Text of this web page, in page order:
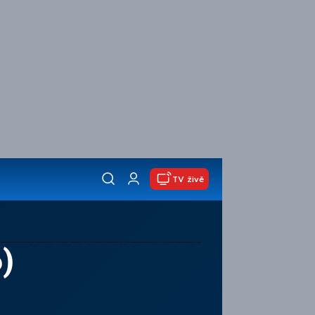
TV živě